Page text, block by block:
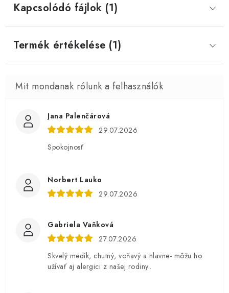
Kapcsolódó fájlok (1)
Termék értékelése (1)
Jana Palenčárová
29.07.2026
Spokojnosť
Norbert Lauko
29.07.2026
Gabriela Vaňková
27.07.2026
Skvelý medík, chutný, voňavý a hlavne- môžu ho
užívať aj alergici z našej rodiny..